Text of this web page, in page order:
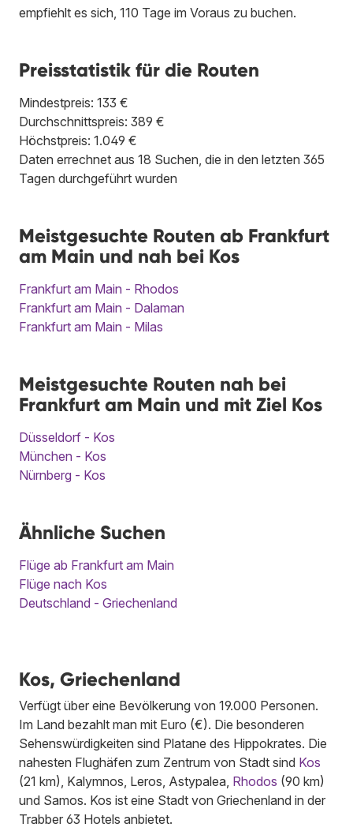
empfiehlt es sich, 110 Tage im Voraus zu buchen.
Preisstatistik für die Routen
Mindestpreis: 133 €
Durchschnittspreis: 389 €
Höchstpreis: 1.049 €
Daten errechnet aus 18 Suchen, die in den letzten 365
Tagen durchgeführt wurden
Meistgesuchte Routen ab Frankfurt
am Main und nah bei Kos
Frankfurt am Main - Rhodos
Frankfurt am Main - Dalaman
Frankfurt am Main - Milas
Meistgesuchte Routen nah bei
Frankfurt am Main und mit Ziel Kos
Düsseldorf - Kos
München - Kos
Nürnberg - Kos
Ähnliche Suchen
Flüge ab Frankfurt am Main
Flüge nach Kos
Deutschland - Griechenland
Kos, Griechenland
Verfügt über eine Bevölkerung von 19.000 Personen.
Im Land bezahlt man mit Euro (€). Die besonderen
Sehenswürdigkeiten sind Platane des Hippokrates. Die
nahesten Flughäfen zum Zentrum von Stadt sind Kos
(21 km), Kalymnos, Leros, Astypalea, Rhodos (90 km)
und Samos. Kos ist eine Stadt von Griechenland in der
Trabber 63 Hotels anbietet.